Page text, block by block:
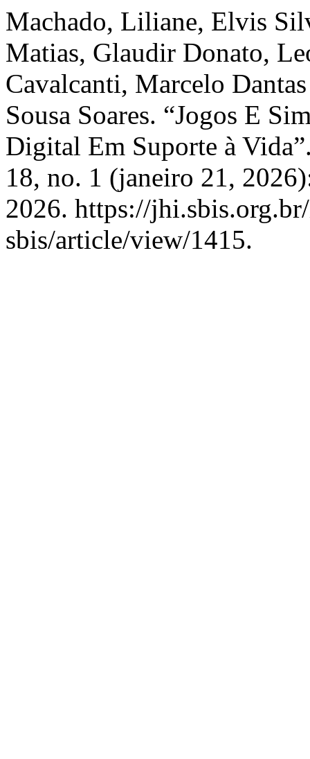
Machado, Liliane, Elvis
Matias, Glaudir Donato,
Cavalcanti, Marcelo
Sousa Soares. “Jogos E
Digital Em Suporte à
18, no. 1 (janeiro 21,
2026. https://
sbis/article/view/1415.